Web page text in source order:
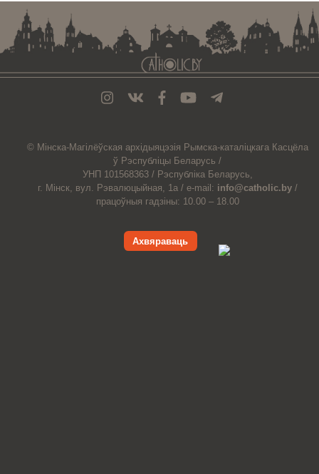
© Мiнска-Магiлёўская архiдыяцэзiя Рымска-каталіцкага Касцёла
ў Рэспубліцы Беларусь /
УНП 101568363 / Рэспубліка Беларусь,
г. Мінск, вул. Рэвалюцыйная, 1а / e-mail: info@catholic.by /
працоўныя гадзіны: 10.00 – 18.00
Ахвяраваць